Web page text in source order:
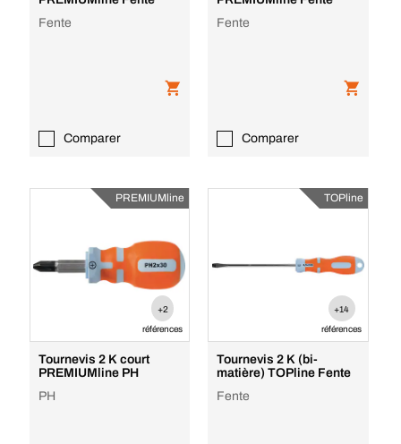
Fente
Comparer
Fente
Comparer
PREMIUMline
+2
références
Tournevis 2 K court
PREMIUMline PH
PH
TOPline
+14
références
Tournevis 2 K (bi-
matière) TOPline Fente
Fente